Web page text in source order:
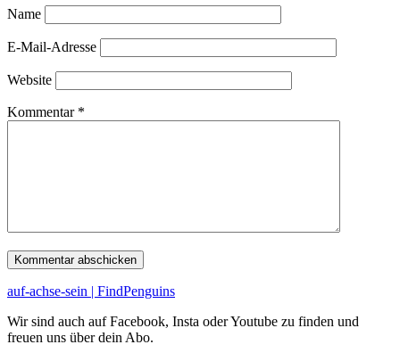
Name
E-Mail-Adresse
Website
Kommentar *
auf-achse-sein | FindPenguins
Wir sind auch auf Facebook, Insta oder Youtube zu finden und
freuen uns über dein Abo.